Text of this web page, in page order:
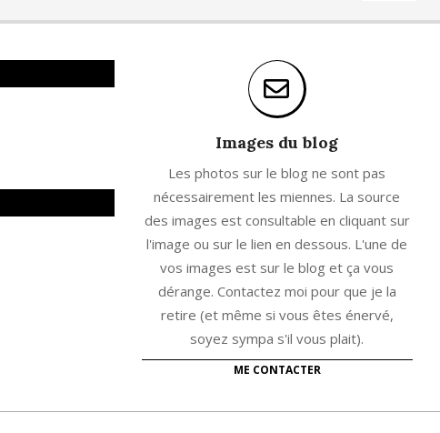
Images du blog
Les photos sur le blog ne sont pas
nécessairement les miennes. La source
des images est consultable en cliquant sur
l'image ou sur le lien en dessous. L'une de
vos images est sur le blog et ça vous
dérange. Contactez moi pour que je la
retire (et même si vous êtes énervé,
soyez sympa s'il vous plait).
ME CONTACTER